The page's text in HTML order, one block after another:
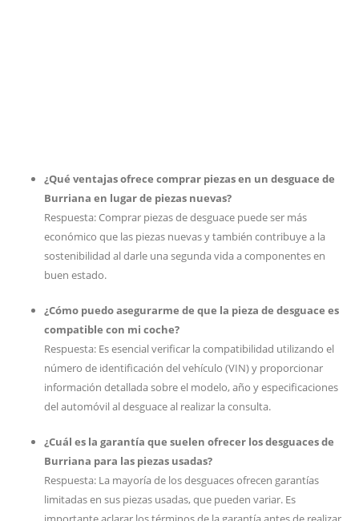
¿Qué ventajas ofrece comprar piezas en un desguace de
Burriana en lugar de piezas nuevas?
Respuesta: Comprar piezas de desguace puede ser más
económico que las piezas nuevas y también contribuye a la
sostenibilidad al darle una segunda vida a componentes en
buen estado.
¿Cómo puedo asegurarme de que la pieza de desguace es
compatible con mi coche?
Respuesta: Es esencial verificar la compatibilidad utilizando el
número de identificación del vehículo (VIN) y proporcionar
información detallada sobre el modelo, año y especificaciones
del automóvil al desguace al realizar la consulta.
¿Cuál es la garantía que suelen ofrecer los desguaces de
Burriana para las piezas usadas?
Respuesta: La mayoría de los desguaces ofrecen garantías
limitadas en sus piezas usadas, que pueden variar. Es